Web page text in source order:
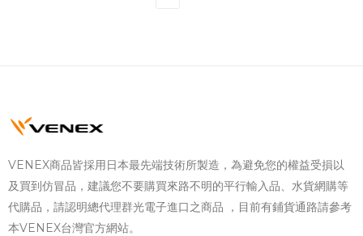
VENEX商品皆採用日本最先端技術所製造，為避免您的權益受損以
及買到仿冒品，建議您不要購買來路不明的平行輸入品、水貨網購等
代購品，請認明總代理群光電子進口之商品 ，目前有鋪貨通路請參考
本VENEX台灣官方網站。